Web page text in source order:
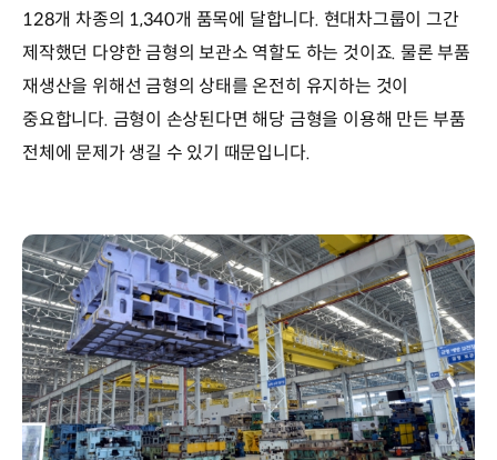
128개 차종의 1,340개 품목에 달합니다. 현대차그룹이 그간
제작했던 다양한 금형의 보관소 역할도 하는 것이죠. 물론 부품
재생산을 위해선 금형의 상태를 온전히 유지하는 것이
중요합니다. 금형이 손상된다면 해당 금형을 이용해 만든 부품
전체에 문제가 생길 수 있기 때문입니다.